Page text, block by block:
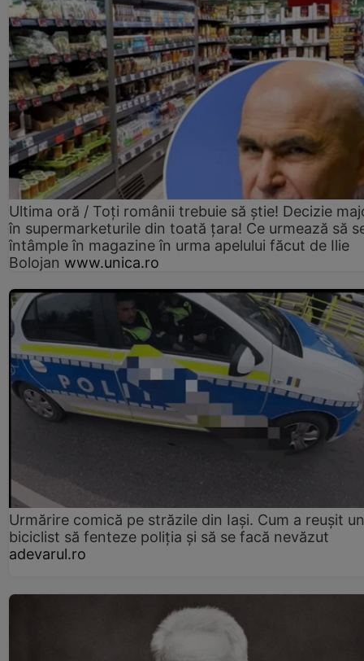
Ultima oră / Toți românii trebuie să știe! Decizie
în supermarketurile din toată țara! Ce urmează să
întâmple în magazine în urma apelului făcut de Ilie
Bolojan www.unica.ro
Urmărire comică pe străzile din Iași. Cum a reușit un
biciclist să fenteze poliția și să se facă nevăzut
adevarul.ro